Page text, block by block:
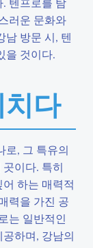
러운 문화와
남 방문 시, 텐
을 것이다.
다
로, 그 특유의
이다. 특히
하는 매력적
력을 가진 공
는 일반적인
하며, 강남의